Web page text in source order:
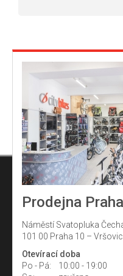
Prodejna Praha
Náměstí Svatopluka
101 00 Praha 10 –
Otevírací doba
Po - Pá:
10:00 - 19:00